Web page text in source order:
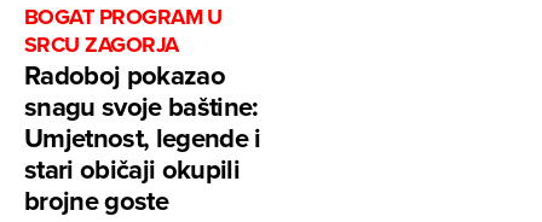
BOGAT PROGRAM U
SRCU ZAGORJA
Radoboj pokazao
snagu svoje baštine:
Umjetnost, legende i
stari običaji okupili
brojne goste